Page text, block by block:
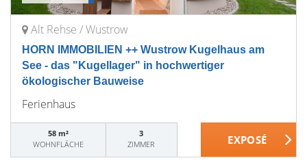
Alt Rehse / Wustrow
HORN IMMOBILIEN ++ Wustrow Kugelhaus am
See - das "Kugellager" in hochwertiger
ökologischer Bauweise
Ferienhaus
58 m²
WOHNFLÄCHE
3
ZIMMER